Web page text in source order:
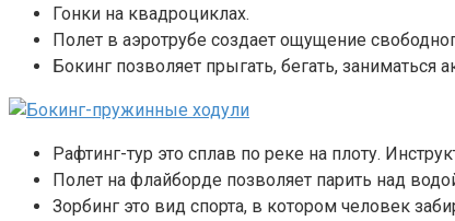
Гонки на квадроциклах.
Полет в аэротрубе создает ощущение
Бокинг позволяет прыгать, бегать,
Рафтинг-тур это сплав по реке на плоту.
Полет на флайборде позволяет парить над
Зорбинг это вид спорта, в котором человек